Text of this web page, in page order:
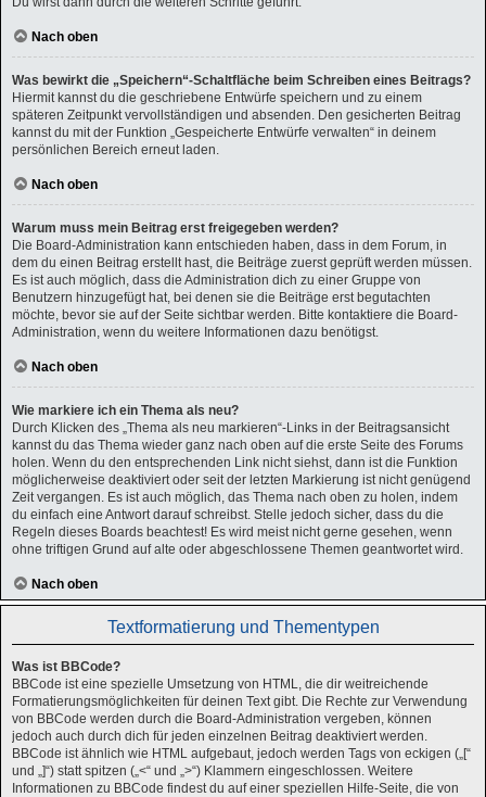
Nach oben
Was bewirkt die „Speichern“-Schaltfläche beim Schreiben eines Beitrags?
Hiermit kannst du die geschriebene Entwürfe speichern und zu einem
späteren Zeitpunkt vervollständigen und absenden. Den gesicherten Beitrag
kannst du mit der Funktion „Gespeicherte Entwürfe verwalten“ in deinem
persönlichen Bereich erneut laden.
Nach oben
Warum muss mein Beitrag erst freigegeben werden?
Die Board-Administration kann entschieden haben, dass in dem Forum, in
dem du einen Beitrag erstellt hast, die Beiträge zuerst geprüft werden müssen.
Es ist auch möglich, dass die Administration dich zu einer Gruppe von
Benutzern hinzugefügt hat, bei denen sie die Beiträge erst begutachten
möchte, bevor sie auf der Seite sichtbar werden. Bitte kontaktiere die Board-
Administration, wenn du weitere Informationen dazu benötigst.
Nach oben
Wie markiere ich ein Thema als neu?
Durch Klicken des „Thema als neu markieren“-Links in der Beitragsansicht
kannst du das Thema wieder ganz nach oben auf die erste Seite des Forums
holen. Wenn du den entsprechenden Link nicht siehst, dann ist die Funktion
möglicherweise deaktiviert oder seit der letzten Markierung ist nicht genügend
Zeit vergangen. Es ist auch möglich, das Thema nach oben zu holen, indem
du einfach eine Antwort darauf schreibst. Stelle jedoch sicher, dass du die
Regeln dieses Boards beachtest! Es wird meist nicht gerne gesehen, wenn
ohne triftigen Grund auf alte oder abgeschlossene Themen geantwortet wird.
Nach oben
Textformatierung und Thementypen
Was ist BBCode?
BBCode ist eine spezielle Umsetzung von HTML, die dir weitreichende
Formatierungsmöglichkeiten für deinen Text gibt. Die Rechte zur Verwendung
von BBCode werden durch die Board-Administration vergeben, können
jedoch auch durch dich für jeden einzelnen Beitrag deaktiviert werden.
BBCode ist ähnlich wie HTML aufgebaut, jedoch werden Tags von eckigen („[“
und „]“) statt spitzen („<“ und „>“) Klammern eingeschlossen. Weitere
Informationen zu BBCode findest du auf einer speziellen Hilfe-Seite, die von